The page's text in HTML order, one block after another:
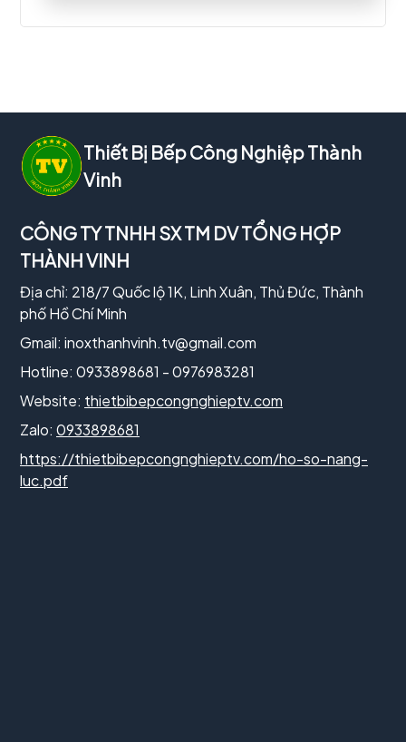
Thiết Bị Bếp Công Nghiệp Thành
Vinh
CÔNG TY TNHH SX TM DV TỔNG HỢP
THÀNH VINH
Địa chỉ: 218/7 Quốc lộ 1K, Linh Xuân, Thủ Đức, Thành
phố Hồ Chí Minh
Gmail: inoxthanhvinh.tv@gmail.com
Hotline: 0933898681 - 0976983281
Website: thietbibepcongnghieptv.com
Zalo: 0933898681
https://thietbibepcongnghieptv.com/ho-so-nang-
luc.pdf